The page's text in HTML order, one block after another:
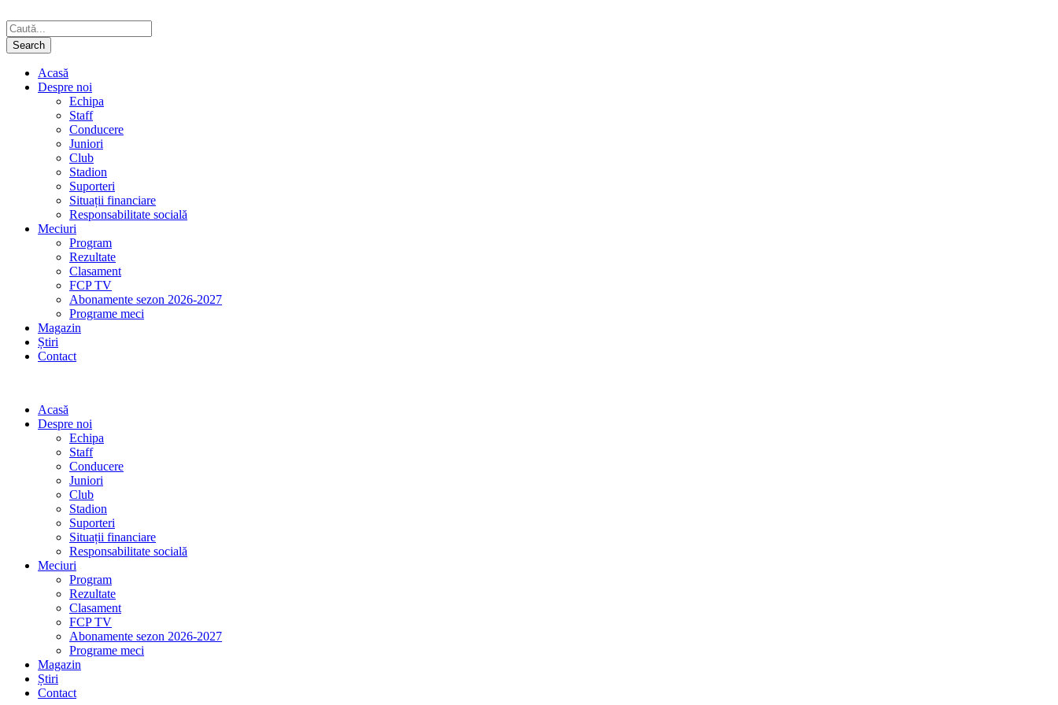
Acasă
Despre noi
Echipa
Staff
Conducere
Juniori
Club
Stadion
Suporteri
Situații financiare
Responsabilitate socială
Meciuri
Program
Rezultate
Clasament
FCP TV
Abonamente sezon 2026-2027
Programe meci
Magazin
Știri
Contact
Acasă
Despre noi
Echipa
Staff
Conducere
Juniori
Club
Stadion
Suporteri
Situații financiare
Responsabilitate socială
Meciuri
Program
Rezultate
Clasament
FCP TV
Abonamente sezon 2026-2027
Programe meci
Magazin
Știri
Contact